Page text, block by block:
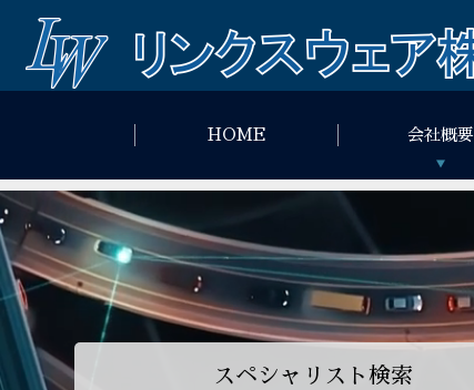
HOME 会社概要
スペシャリスト検索